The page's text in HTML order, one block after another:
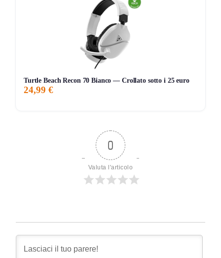
Turtle Beach Recon 70 Bianco — Crollato sotto i 25 euro
24,99 €
0
Valuta l'articolo